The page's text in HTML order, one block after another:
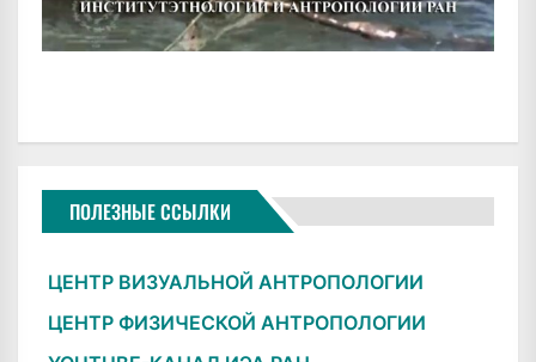
ПОЛЕЗНЫЕ ССЫЛКИ
ЦЕНТР ВИЗУАЛЬНОЙ АНТРОПОЛОГИИ
ЦЕНТР ФИЗИЧЕСКОЙ АНТРОПОЛОГИИ